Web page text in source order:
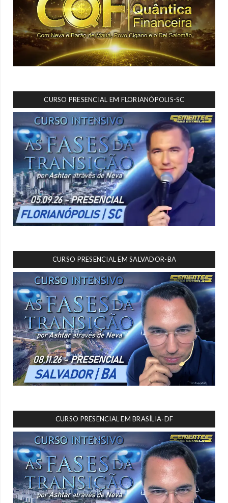
CURSO PRESENCIAL EM FLORIANÓPOLIS-SC
CURSO PRESENCIAL EM SALVADOR-BA
CURSO PRESENCIAL EM BRASÍLIA-DF